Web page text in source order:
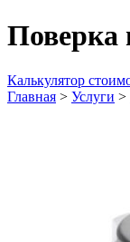
Поверка
Калькулятор
Главная > Услуги >